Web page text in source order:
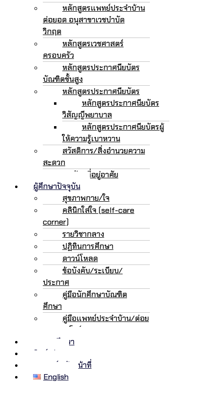
หลักสูตรแพทย์ประจำบ้าน
ต่อยอด อนุสาขาเวชบำบัด
วิกฤต
หลักสูตรเวชศาสตร์
ครอบครัว
หลักสูตรประกาศนียบัตร
บัณฑิตชั้นสูง
หลักสูตรประกาศนียบัตร
หลักสูตรประกาศนียบัตร
วิสัญญีพยาบาล
หลักสูตรประกาศนียบัตรผู้
ให้ความรู้เบาหวาน
สวัสดิการ/สิ่งอำนวยความ
สะดวก
หอพัก/ที่อยู่อาศัย
ผู้ศึกษาปัจจุบัน
สุขภาพกาย/ใจ
คลินิกใส่ใจ (self-care
corner)
รายวิชากลาง
ปฏิทินการศึกษา
ดาวน์โหลด
ข้อบังคับ/ระเบียบ/
ประกาศ
คู่มือนักศึกษาบัณฑิต
ศึกษา
คู่มือแพทย์ประจำบ้าน/ต่อย
อด/เฟลโลว์
ทุนการศึกษา
ศิษย์เก่า
อาจารย์/เจ้าหน้าที่
English